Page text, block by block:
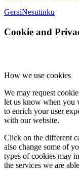
GeraiNesutinku
Cookie and
How we use cookies
We may request
let us know when you
to enrich your user
with our website.
Click on the different
also change some of
types of cookies may
the services we are